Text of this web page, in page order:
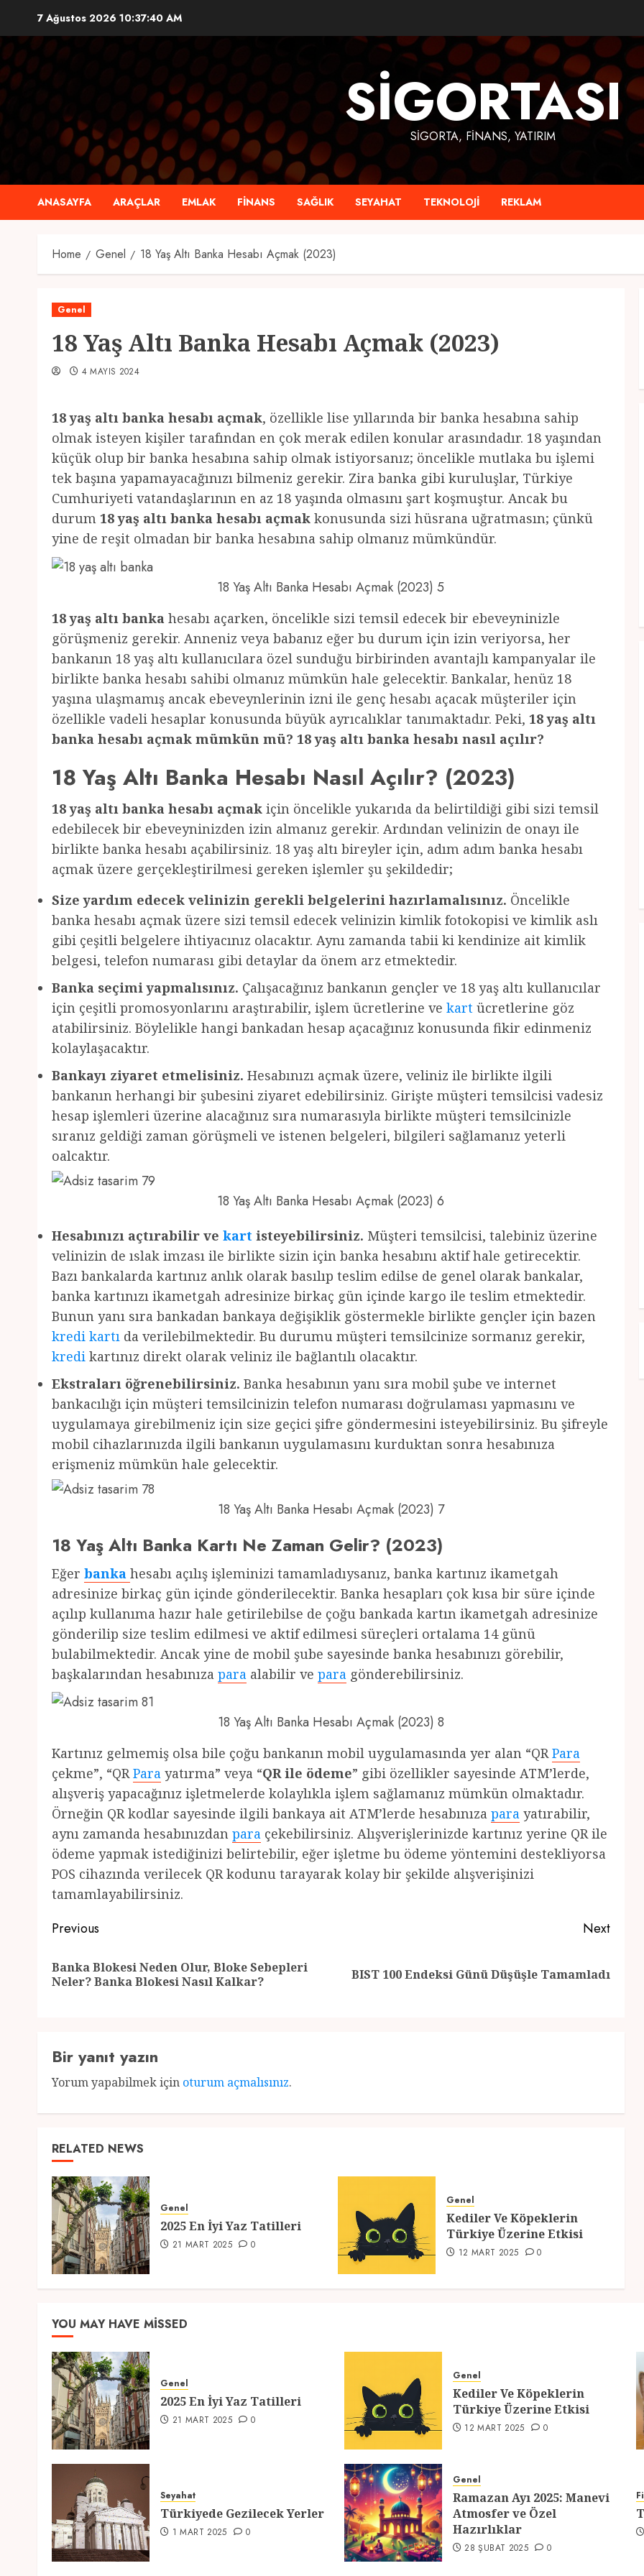
content
7 Ağustos 2026 10:37:41 AM
SIGORTASI
SIGORTA, FINANS, YATIRIM
ANASAYFA ARAÇLAR EMLAK FINANS SAĞLIK SEYAHAT TEKNOLOJI REKLAM
Home Genel 18 Yaş Altı Banka Hesabı Açmak (2023)
Genel
18 Yaş Altı Banka Hesabı Açmak (2023)
4 MAYIS 2024
18 yaş altı banka hesabı açmak, özellikle lise yıllarında bir banka hesabına sahip
olmak isteyen kişiler tarafından en çok merak edilen konular arasındadır. 18 yaşından
küçük olup bir banka hesabına sahip olmak istiyorsanız; öncelikle mutlaka bu işlemi
tek başına yapamayacağınızı bilmeniz gerekir. Zira banka gibi kuruluşlar, Türkiye
Cumhuriyeti vatandaşlarının en az 18 yaşında olmasını şart koşmuştur. Ancak bu
durum 18 yaş altı banka hesabı açmak konusunda sizi hüsrana uğratmasın; çünkü
yine de reşit olmadan bir banka hesabına sahip olmanız mümkündür.
18 Yaş Altı Banka Hesabı Açmak (2023) 5
18 yaş altı banka hesabı açarken, öncelikle sizi temsil edecek bir ebeveyninizle
görüşmeniz gerekir. Anneniz veya babanız eğer bu durum için izin veriyorsa, her
bankanın 18 yaş altı kullanıcılara özel sunduğu birbirinden avantajlı kampanyalar ile
birlikte banka hesabı sahibi olmanız mümkün hale gelecektir. Bankalar, henüz 18
yaşına ulaşmamış ancak ebeveynlerinin izni ile genç hesabı açacak müşteriler için
özellikle vadeli hesaplar konusunda büyük ayrıcalıklar tanımaktadır. Peki, 18 yaş altı
banka hesabı açmak mümkün mü? 18 yaş altı banka hesabı nasıl açılır?
18 Yaş Altı Banka Hesabı Nasıl Açılır? (2023)
18 yaş altı banka hesabı açmak için öncelikle yukarıda da belirtildiği gibi sizi temsil
edebilecek bir ebeveyninizden izin almanız gerekir. Ardından velinizin de onayı ile
birlikte banka hesabı açabilirsiniz. 18 yaş altı bireyler için, adım adım banka hesabı
açmak üzere gerçekleştirilmesi gereken işlemler şu şekildedir;
Size yardım edecek velinizin gerekli belgelerini hazırlamalısınız. Öncelikle
banka hesabı açmak üzere sizi temsil edecek velinizin kimlik fotokopisi ve kimlik aslı
gibi çeşitli belgelere ihtiyacınız olacaktır. Aynı zamanda tabii ki kendinize ait kimlik
belgesi, telefon numarası gibi detaylar da önem arz etmektedir.
Banka seçimi yapmalısınız. Çalışacağınız bankanın gençler ve 18 yaş altı kullanıcılar
için çeşitli promosyonlarını araştırabilir, işlem ücretlerine ve kart ücretlerine göz
atabilirsiniz. Böylelikle hangi bankadan hesap açacağınız konusunda fikir edinmeniz
kolaylaşacaktır.
Bankayı ziyaret etmelisiniz. Hesabınızı açmak üzere, veliniz ile birlikte ilgili
bankanın herhangi bir şubesini ziyaret edebilirsiniz. Girişte müşteri temsilcisi vadesiz
hesap işlemleri üzerine alacağınız sıra numarasıyla birlikte müşteri temsilcinizle
sıranız geldiği zaman görüşmeli ve istenen belgeleri, bilgileri sağlamanız yeterli
oalcaktır.
18 Yaş Altı Banka Hesabı Açmak (2023) 6
Hesabınızı açtırabilir ve kart isteyebilirsiniz. Müşteri temsilcisi, talebiniz üzerine
velinizin de ıslak imzası ile birlikte sizin için banka hesabını aktif hale getirecektir.
Bazı bankalarda kartınız anlık olarak basılıp teslim edilse de genel olarak bankalar,
banka kartınızı ikametgah adresinize birkaç gün içinde kargo ile teslim etmektedir.
Bunun yanı sıra bankadan bankaya değişiklik göstermekle birlikte gençler için bazen
kredi kartı da verilebilmektedir. Bu durumu müşteri temsilcinize sormanız gerekir,
kredi kartınız direkt olarak veliniz ile bağlantılı olacaktır.
Ekstraları öğrenebilirsiniz. Banka hesabının yanı sıra mobil şube ve internet
bankacılığı için müşteri temsilcinizin telefon numarası doğrulaması yapmasını ve
uygulamaya girebilmeniz için size geçici şifre göndermesini isteyebilirsiniz. Bu şifreyle
mobil cihazlarınızda ilgili bankanın uygulamasını kurduktan sonra hesabınıza
erişmeniz mümkün hale gelecektir.
18 Yaş Altı Banka Hesabı Açmak (2023) 7
18 Yaş Altı Banka Kartı Ne Zaman Gelir? (2023)
Eğer banka hesabı açılış işleminizi tamamladıysanız, banka kartınız ikametgah
adresinize birkaç gün içinde gönderilecektir. Banka hesapları çok kısa bir süre içinde
açılıp kullanıma hazır hale getirilebilse de çoğu bankada kartın ikametgah adresinize
gönderilip size teslim edilmesi ve aktif edilmesi süreçleri ortalama 14 günü
bulabilmektedir. Ancak yine de mobil şube sayesinde banka hesabınızı görebilir,
başkalarından hesabınıza para alabilir ve para gönderebilirsiniz.
18 Yaş Altı Banka Hesabı Açmak (2023) 8
Kartınız gelmemiş olsa bile çoğu bankanın mobil uygulamasında yer alan “QRPara
çekme”, “QRPara yatırma” veya “QR ile ödeme” gibi özellikler sayesinde ATM’lerde,
alışveriş yapacağınız işletmelerde kolaylıkla işlem sağlamanız mümkün olmaktadır.
Örneğin QR kodlar sayesinde ilgili bankaya ait ATM’lerde hesabınıza para yatırabilir,
aynı zamanda hesabınızdan para çekebilirsiniz. Alışverişlerinizde kartınız yerine QR ile
ödeme yapmak istediğinizi belirtebilir, eğer işletme bu ödeme yöntemini destekliyorsa
POS cihazında verilecek QR kodunu tarayarak kolay bir şekilde alışverişinizi
tamamlayabilirsiniz.
Post
navigation
Previous
Previous
Banka Blokesi Neden Olur, Bloke Sebepleri
Neler? Banka Blokesi Nasıl Kalkar?
Next
NextBIST 100 Endeksi Günü Düşüşle Tamamladı
Bir yanıt yazın
Yorum yapabilmek için oturum açmalısınız.
RELATED NEWS
Genel
2025 En İyi Yaz Tatilleri
21 MART 2025 0
Genel
Kediler Ve Köpeklerin
Türkiye Üzerine Etkisi
12 MART 2025 0
YOU MAY HAVE MISSED
Genel
2025 En İyi Yaz Tatilleri
21 MART 2025 0
Genel
Kediler Ve Köpeklerin
Türkiye Üzerine Etkisi
12 MART 2025 0
Seyahat
Türkiyede Gezilecek Yerler
1 MART 2025 0
Genel
Ramazan Ayı 2025: Manevi
Atmosfer ve Özel
Hazırlıklar
28 ŞUBAT 2025 0